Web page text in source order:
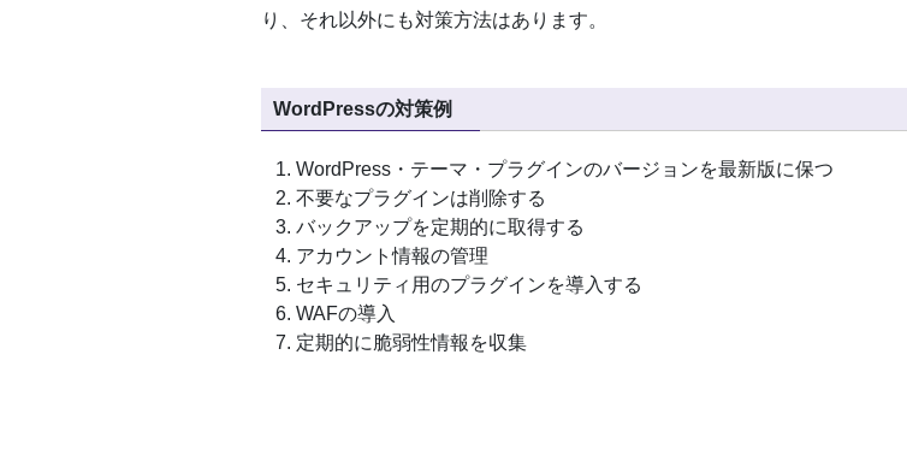
り、それ以外にも対策方法はあります。
WordPressの対策例
WordPress・テーマ・プラグインのバージョンを最新版に保つ
不要なプラグインは削除する
バックアップを定期的に取得する
アカウント情報の管理
セキュリティ用のプラグインを導入する
WAFの導入
定期的に脆弱性情報を収集